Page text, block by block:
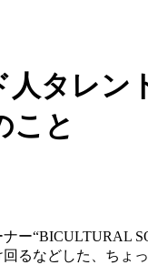
人タレン
こと
ー“BICULTURAL
るなどした、ちょ